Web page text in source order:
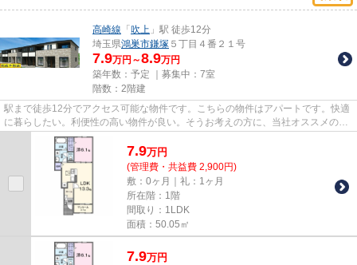
高崎線 「 吹上 」駅 徒歩12分
埼玉県鴻巣市鎌塚 ５丁目４番２１号
7.9万円～8.9万円
築年数：予定 ｜募集中： 7室
階数：2階建
駅まで徒歩12分でアクセス可能な物件です。こちらの物件はアパートです。快適
に暮らしたい。利便性の高い物件が良い。そうお考えの方に、当社オススメの物
件をご紹介します。近くには...
7.9万円
(管理費・共益費 2,900円)
敷：0ヶ月｜礼：1ヶ月
所在階：1階
間取り：1LDK
面積：50.05㎡
7.9万円